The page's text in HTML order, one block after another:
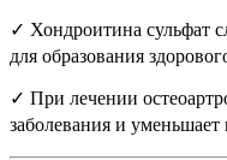
✓ Хондроитина сульфат
для образования
✓ При лечении
заболевания и